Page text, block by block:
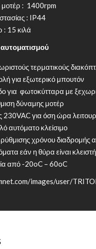
μοτέρ : 1400rpm
: IP44
: 15 κιλά
αυτοματισμού
τερματικούς
για εξωτερικό μπουτόν
για φωτοκύτταρα με
δύναμης μοτέρ
230VAC για όση ώρα
αυτόματο κλείσιμο
χρόνου
εάν η θύρα είναι
από -20oC – 60oC
images/user/